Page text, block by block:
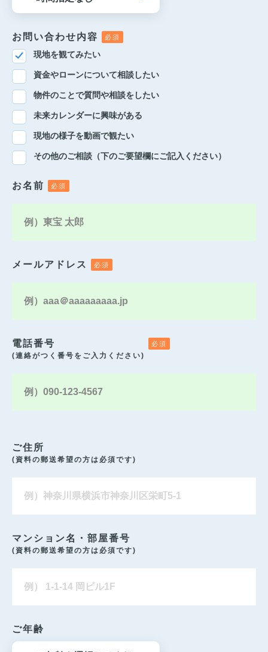
お問い合わせ内容
現地を観てみたい
資金やローンについて相談したい
物件のことで質問や相談をしたい
未来カレンダーに興味がある
現地の様子を動画で観たい
その他のご相談（下のご要望欄にご記入ください）
お名前
メールアドレス
電話番号
(連絡がつく番号をご入力ください)
ご住所
(資料の郵送希望の方は必須です)
マンション名・部屋番号
(資料の郵送希望の方は必須です)
ご年齢